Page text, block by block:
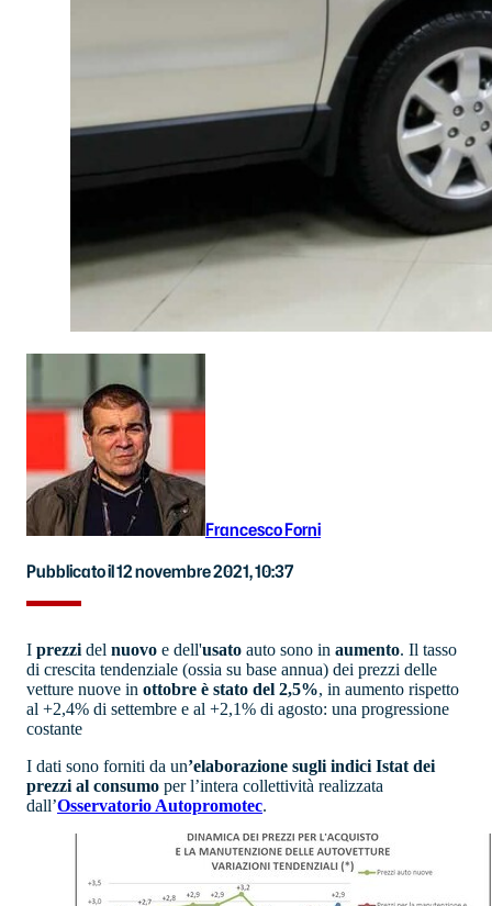
Francesco Forni
Pubblicato il 12 novembre 2021, 10:37
I prezzi del nuovo e dell'usato auto sono in aumento. Il tasso
di crescita tendenziale (ossia su base annua) dei prezzi delle
vetture nuove in ottobre è stato del 2,5%, in aumento rispetto
al +2,4% di settembre e al +2,1% di agosto: una progressione
costante
I dati sono forniti da un’elaborazione sugli indici Istat dei
prezzi al consumo per l’intera collettività realizzata
dall’Osservatorio Autopromotec.